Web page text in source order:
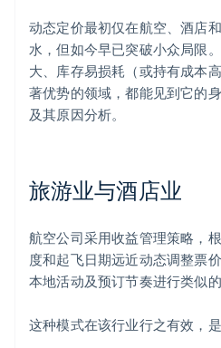
动态定价最初仅在航空、酒店和
水，但如今早已突破小众局限
大、库存易损耗（或持有成本
著优势的领域，都能见到它的
及其原因分析。
旅游业与酒店业
航空公司采用收益管理策略，
度和起飞日期远近动态调整票
本地活动及预订节奏进行类似的
这种模式在该行业行之有效，是